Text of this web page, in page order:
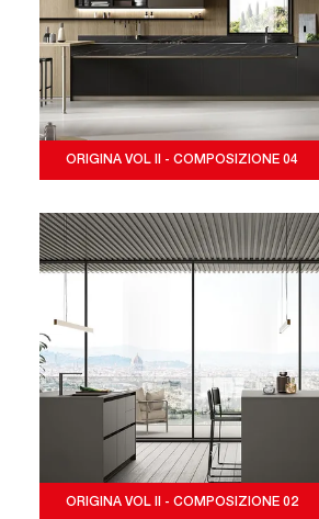
ORIGINA VOL II - COMPOSIZIONE 04
ORIGINA VOL II - COMPOSIZIONE 02